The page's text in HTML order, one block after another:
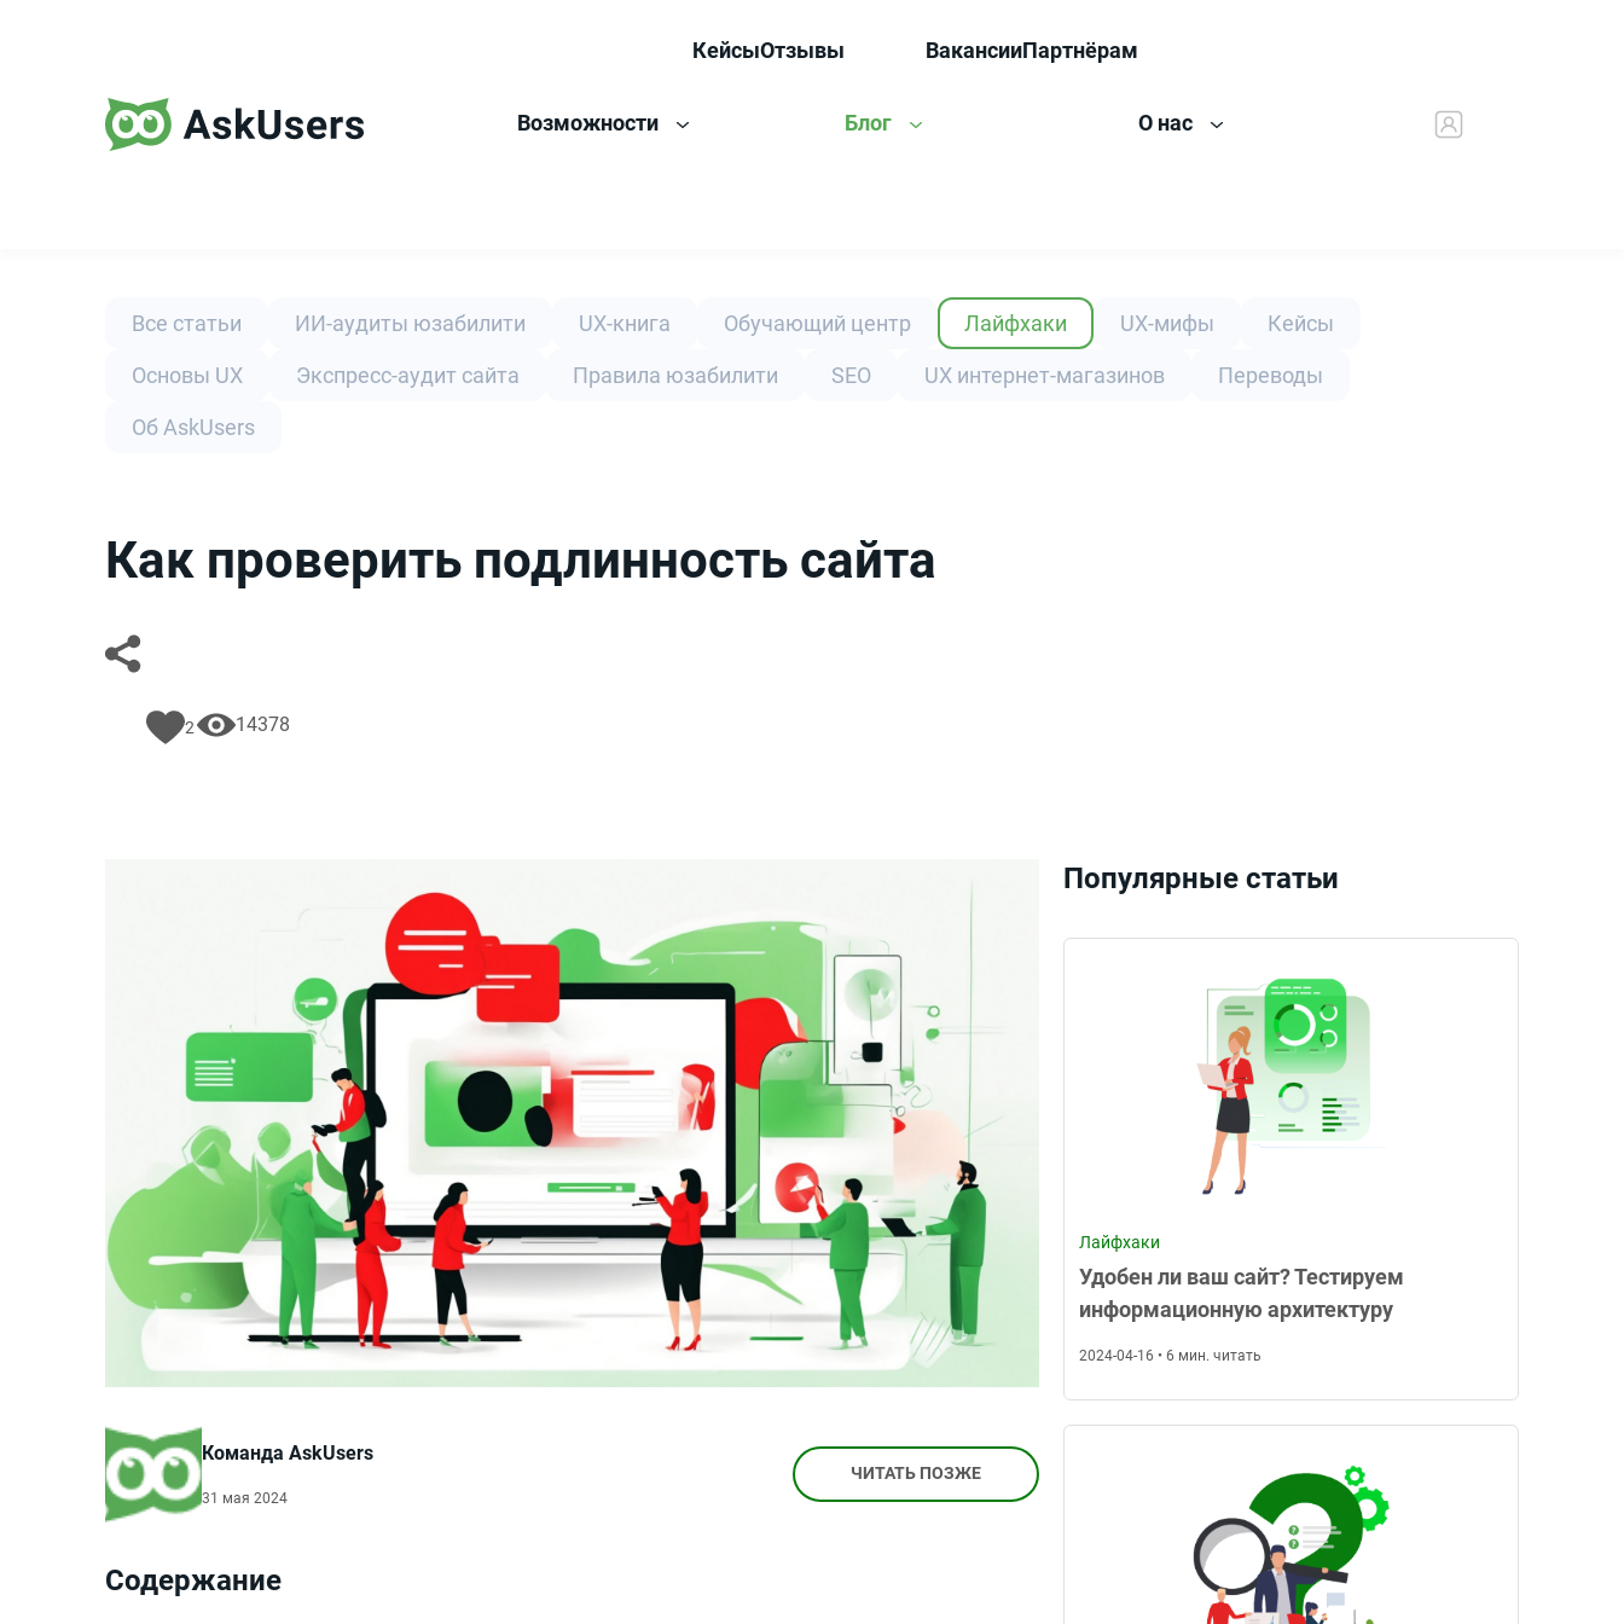
Возможности
КейсыОтзывы
Блог
ВакансииПартнёрам
О нас
Все статьи ИИ-аудиты юзабилити UX-книга Обучающий центр Лайфхаки UX-мифы Кейсы
Основы UX Экспресс-аудит сайта Правила юзабилити SEO UX интернет-магазинов Переводы
Об AskUsers
Как проверить подлинность сайта
2 14378
Команда AskUsers
31 мая 2024
ЧИТАТЬ ПОЗЖЕ
Содержание
Популярные статьи
Лайфхаки
Удобен ли ваш сайт? Тестируем
информационную архитектуру
2024-04-16 • 6 мин. читать